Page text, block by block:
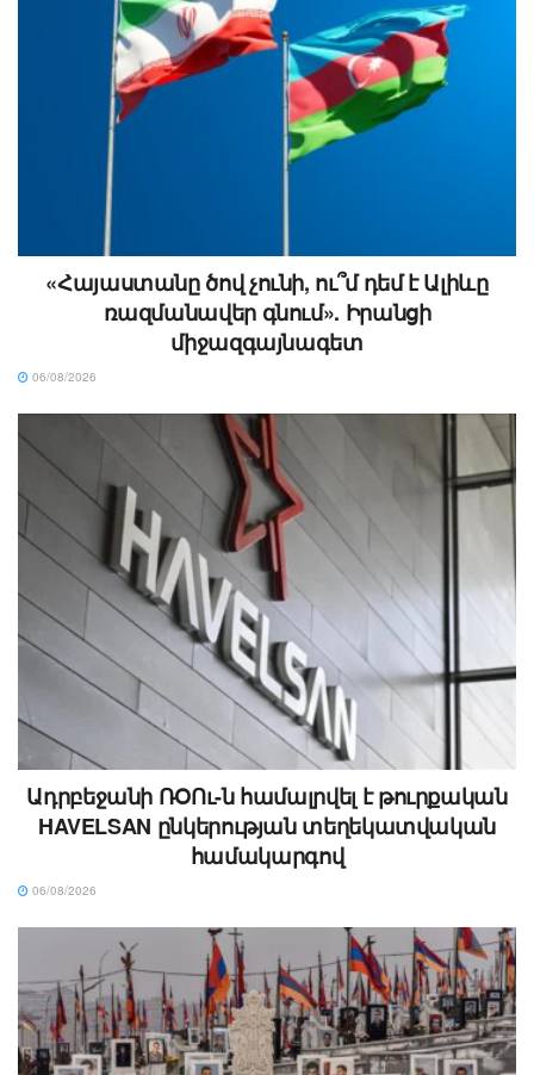
«Հայաստանը ծով չունի, ու՞մ դեմ է Ալիևը
ռազմանավեր գնում». Իրանցի
միջազգայնագետ
06/08/2026
Ադրբեջանի ՌՕՈւ-ն համալրվել է թուրքական
HAVELSAN ընկերության տեղեկատվական
համակարգով
06/08/2026